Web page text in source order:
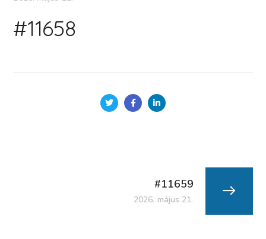
#11658
#11659
2026. május 21.